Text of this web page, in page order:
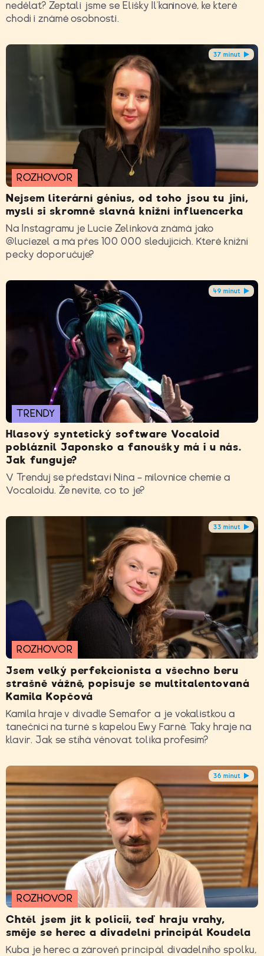
nedělat? Zeptali jsme se Elišky Il‘kaninové, ke které
chodí i známé osobnosti.
37 minut
ROZHOVOR
Nejsem literární génius, od toho jsou tu jiní,
myslí si skromně slavná knižní influencerka
Na Instagramu je Lucie Zelinková známá jako
@luciezel a má přes 100 000 sledujících. Které knížní
pecky doporučuje?
49 minut
TRENDY
Hlasový syntetický software Vocaloid
pobláznil Japonsko a fanoušky má i u nás.
Jak funguje?
V Trenduj se představí Nina – milovnice chemie a
Vocaloidu. Že nevíte, co to je?
33 minut
ROZHOVOR
Jsem velký perfekcionista a všechno beru
strašně vážně, popisuje se multitalentovaná
Kamila Kopčová
Kamila hraje v divadle Semafor a je vokalistkou a
tanečnicí na turné s kapelou Ewy Farné. Taky hraje na
klavír. Jak se stíhá věnovat tolika profesím?
36 minut
ROZHOVOR
Chtěl jsem jít k policii, teď hraju vrahy,
směje se herec a divadelní principál Koudela
Kuba je herec a zároveň principál divadelního spolku,